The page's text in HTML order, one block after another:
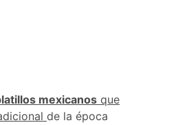
mexicanos que
de la época